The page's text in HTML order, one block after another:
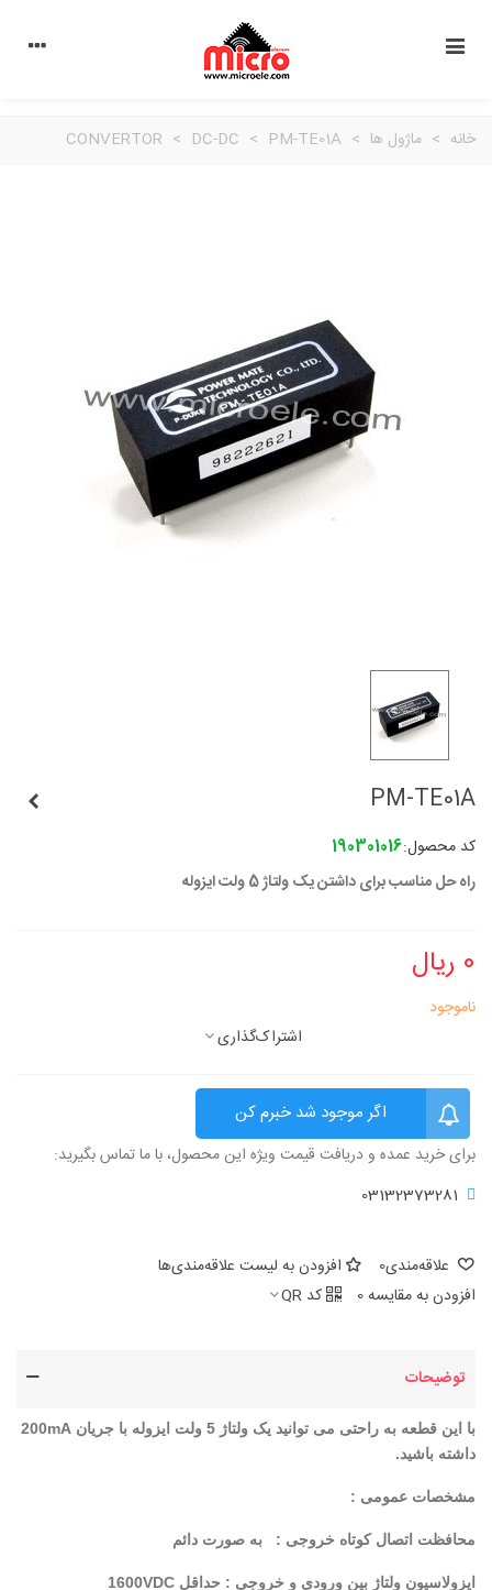
خانه > ماژول ها >
CONVERTOR > DC-DC > PM-TE01A
PM-TE01A
کد محصول:190301016
راه حل مناسب برای داشتن یک ولتاژ 5 ولت ایزوله
0 ریال
ناموجود
اشتراک‌گذاری
اگر موجود شد خبرم کن
برای خرید عمده و دریافت قیمت ویژه این محصول، با ما تماس بگیرید:
03132373281
علاقه‌مندی0
افزودن به لیست علاقه‌مندی‌ها
افزودن به مقایسه0 کد QR
توضیحات
با این قطعه به راحتی می توانید یک ولتاژ 5 ولت ایزوله با جریان 200mA
داشته باشید.
مشخصات عمومی :
محافظت اتصال کوتاه خروجی : به صورت دائم
ایزولاسیون ولتاژ بین ورودی و خروجی : حداقل 1600VDC